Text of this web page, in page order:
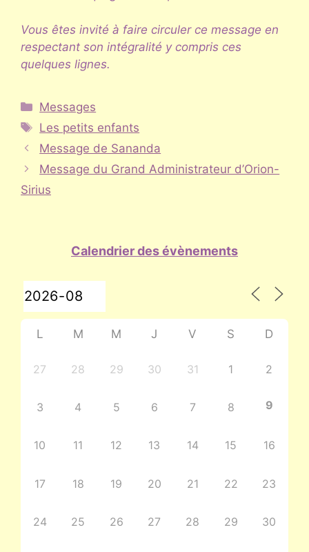
Vous êtes invité à faire circuler ce message en
respectant son intégralité y compris ces
quelques lignes.
Catégories
Messages
Étiquettes
Les petits enfants
Message de Sananda
Message du Grand Administrateur d’Orion-
Sirius
Calendrier des évènements
L M M J V S D
27 28 29 30 31 1 2
3 4 5 6 7 8 9
10 11 12 13 14 15 16
17 18 19 20 21 22 23
24 25 26 27 28 29 30